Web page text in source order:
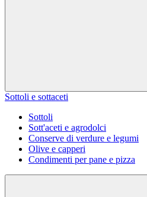
Sottoli e sottaceti
Sottoli
Sott'aceti e agrodolci
Conserve di verdure e legumi
Olive e capperi
Condimenti per pane e pizza